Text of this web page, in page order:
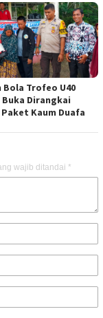
Bola Trofeo U40
Dirangkai
Kaum Duafa
wajib ditandai *